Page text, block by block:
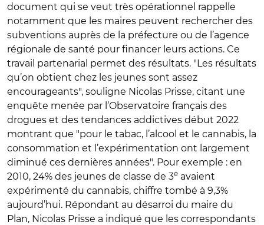
document qui se veut très opérationnel rappelle
notamment que les maires peuvent rechercher des
subventions auprès de la préfecture ou de l’agence
régionale de santé pour financer leurs actions. Ce
travail partenarial permet des résultats. "Les résultats
qu’on obtient chez les jeunes sont assez
encourageants", souligne Nicolas Prisse, citant une
enquête menée par l’Observatoire français des
drogues et des tendances addictives début 2022
montrant que "pour le tabac, l’alcool et le cannabis, la
consommation et l’expérimentation ont largement
diminué ces dernières années". Pour exemple : en
2010, 24% des jeunes de classe de 3e avaient
expérimenté du cannabis, chiffre tombé à 9,3%
aujourd’hui. Répondant au désarroi du maire du
Plan, Nicolas Prisse a indiqué que les correspondants